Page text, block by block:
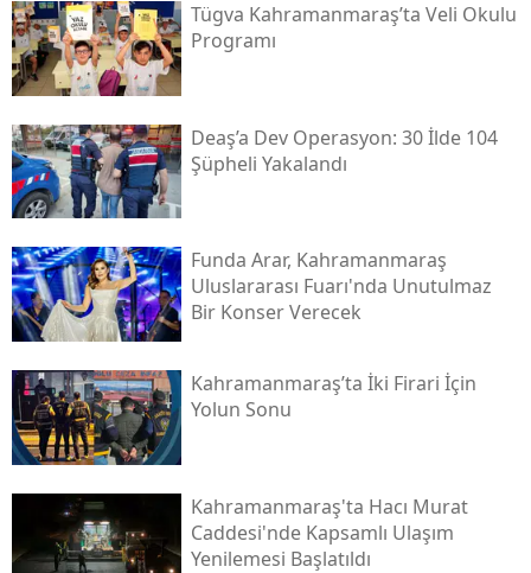
Tügva Kahramanmaraş’ta Veli Okulu
Programı
Deaş’a Dev Operasyon: 30 İlde 104
Şüpheli Yakalandı
Funda Arar, Kahramanmaraş
Uluslararası Fuarı'nda Unutulmaz
Bir Konser Verecek
Kahramanmaraş’ta İki Firari İçin
Yolun Sonu
Kahramanmaraş'ta Hacı Murat
Caddesi'nde Kapsamlı Ulaşım
Yenilemesi Başlatıldı